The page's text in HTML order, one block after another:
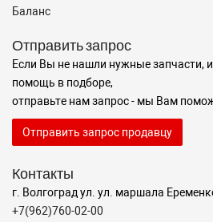
Баланс
Отправить запрос
Если Вы не нашли нужные запчасти,
помощь в подборе,
отправьте нам запрос - мы Вам
Отправить запрос продавцу
Контакты
г. Волгоград ул. ул. маршала
+7(962)760-02-00